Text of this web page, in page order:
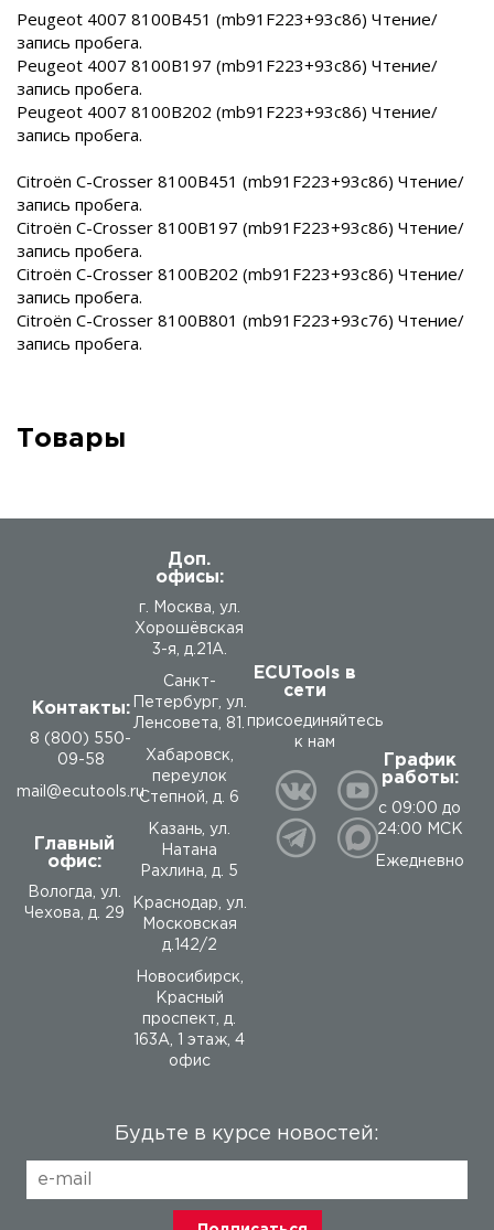
Peugeot 4007 8100B451 (mb91F223+93c86) Чтение/
запись пробега.
Peugeot 4007 8100B197 (mb91F223+93c86) Чтение/
запись пробега.
Peugeot 4007 8100B202 (mb91F223+93c86) Чтение/
запись пробега.
Citroën C-Crosser 8100B451 (mb91F223+93c86) Чтение/
запись пробега.
Citroën C-Crosser 8100B197 (mb91F223+93c86) Чтение/
запись пробега.
Citroën C-Crosser 8100B202 (mb91F223+93c86) Чтение/
запись пробега.
Citroën C-Crosser 8100B801 (mb91F223+93c76) Чтение/
запись пробега.
Товары
Контакты:
8 (800) 550-
09-58
mail@ecutools.ru
Главный
офис:
Вологда, ул.
Чехова, д. 29
Доп.
офисы:
г. Москва, ул.
Хорошёвская
3-я, д.21А.
Санкт-
Петербург, ул.
Ленсовета, 81.
Хабаровск,
переулок
Степной, д. 6
Казань, ул.
Натана
Рахлина, д. 5
Краснодар, ул.
Московская
д.142/2
Новосибирск,
Красный
проспект, д.
163А, 1 этаж, 4
офис
ECUTools в
сети
присоединяйтесь
к нам
График
работы:
с 09:00 до
24:00 МСК
Ежедневно
Будьте в курсе новостей: